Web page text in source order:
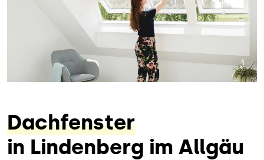
Dachfenster
in Lindenberg im Allgäu